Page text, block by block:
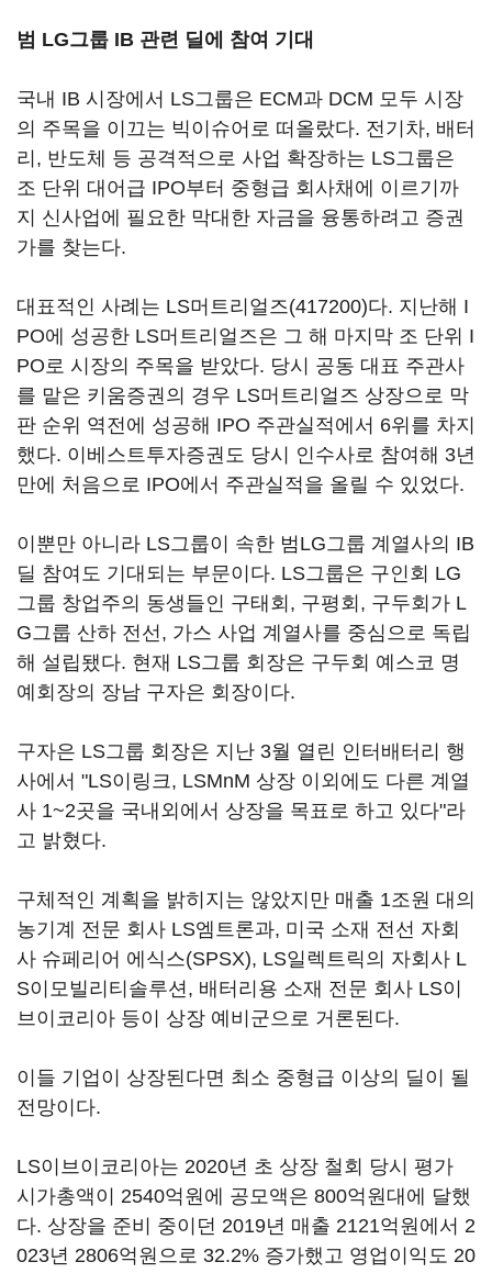
범 LG그룹 IB 관련 딜에 참여 기대
국내 IB 시장에서 LS그룹은 ECM과 DCM 모두 시장
의 주목을 이끄는 빅이슈어로 떠올랐다. 전기차, 배터
리, 반도체 등 공격적으로 사업 확장하는 LS그룹은
조 단위 대어급 IPO부터 중형급 회사채에 이르기까
지 신사업에 필요한 막대한 자금을 융통하려고 증권
가를 찾는다.
대표적인 사례는 LS머트리얼즈(417200)다. 지난해 I
PO에 성공한 LS머트리얼즈은 그 해 마지막 조 단위 I
PO로 시장의 주목을 받았다. 당시 공동 대표 주관사
를 맡은 키움증권의 경우 LS머트리얼즈 상장으로 막
판 순위 역전에 성공해 IPO 주관실적에서 6위를 차지
했다. 이베스트투자증권도 당시 인수사로 참여해 3년
만에 처음으로 IPO에서 주관실적을 올릴 수 있었다.
이뿐만 아니라 LS그룹이 속한 범LG그룹 계열사의 IB
딜 참여도 기대되는 부문이다. LS그룹은 구인회 LG
그룹 창업주의 동생들인 구태회, 구평회, 구두회가 L
G그룹 산하 전선, 가스 사업 계열사를 중심으로 독립
해 설립됐다. 현재 LS그룹 회장은 구두회 예스코 명
예회장의 장남 구자은 회장이다.
구자은 LS그룹 회장은 지난 3월 열린 인터배터리 행
사에서 "LS이링크, LSMnM 상장 이외에도 다른 계열
사 1~2곳을 국내외에서 상장을 목표로 하고 있다"라
고 밝혔다.
구체적인 계획을 밝히지는 않았지만 매출 1조원 대의
농기계 전문 회사 LS엠트론과, 미국 소재 전선 자회
사 슈페리어 에식스(SPSX), LS일렉트릭의 자회사 L
S이모빌리티솔루션, 배터리용 소재 전문 회사 LS이
브이코리아 등이 상장 예비군으로 거론된다.
이들 기업이 상장된다면 최소 중형급 이상의 딜이 될
전망이다.
LS이브이코리아는 2020년 초 상장 철회 당시 평가
시가총액이 2540억원에 공모액은 800억원대에 달했
다. 상장을 준비 중이던 2019년 매출 2121억원에서 2
023년 2806억원으로 32.2% 증가했고 영업이익도 20